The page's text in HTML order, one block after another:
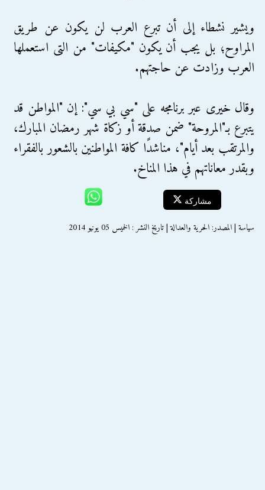
ويشير نشطاء إلى أن تبرع العرب لن يكون عن طريق
المراوح؛ بل يجب أن يكون "مكيفات" من التى استعملها
العرب وزادت عن حاجتهم.
وقال خيرى عبر برنامجه على "سي بي سي": إن "المواطن قد
يتبرع بـ"المروحة" ضمن صدقة أو زكاة شهر رمضان المبارك،
والمرتقب بعد أيام"، مناشدًا كافة المواطنين بالشعور بالفقراء
وبقدر معاناتهم في هذا المناخ.
مشاركة
سياسة | المصدر: الحرية والعدالة | تاريخ النشر : الخميس 05 يونيو 2014